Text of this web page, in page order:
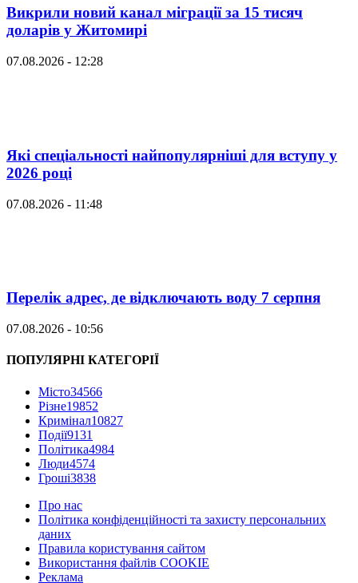
Викрили новий канал міграції за 15 тисяч
доларів у Житомирі
07.08.2026 - 12:28
Які спеціальності найпопулярніші для вступу у
2026 році
07.08.2026 - 11:48
Перелік адрес, де відключають воду 7 серпня
07.08.2026 - 10:56
ПОПУЛЯРНІ КАТЕГОРІЇ
Місто34566
Різне19852
Кримінал10827
Події9131
Політика4984
Люди4574
Гроші3838
Про нас
Політика конфіденційності та захисту персональних
даних
Правила користування сайтом
Використання файлів COOKIE
Реклама